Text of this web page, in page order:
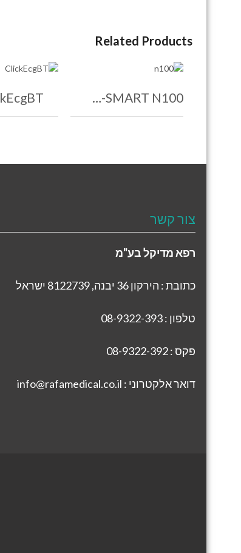
Related Products
SMART N100-מד דופק/ורווית חמצן
צור קשר
רפא מדיקל בע"מ
כתובת : הירקון 36 יבנה, 8122739 ישראל
טלפון : 08-9322-393
פקס : 08-9322-392
דואר אלקטרוני : info@rafamedical.co.il